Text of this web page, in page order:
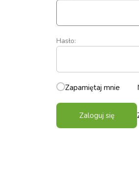
Hasło:
Zapamiętaj mnie
Zaloguj się